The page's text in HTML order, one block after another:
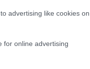
advertising like cookies on
for online advertising